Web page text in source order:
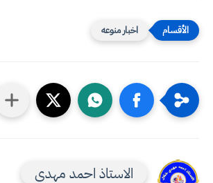
اخبار منوعه
الاستاذ احمد مهدي